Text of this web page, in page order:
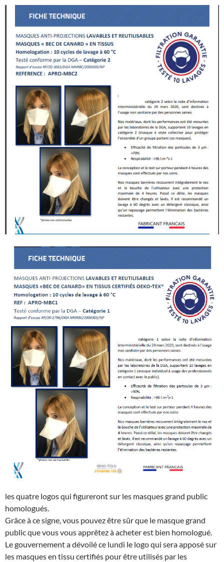
les quatre logos qui figureront sur les masques grand public
homologués.
Grâce à ce signe, vous pouvez être sûr que le masque grand
public que vous vous apprêtez à acheter est bien homologué.
Le gouvernement a dévoilé ce lundi le logo qui sera apposé sur
les masques en tissu certifiés pour être utilisés par les